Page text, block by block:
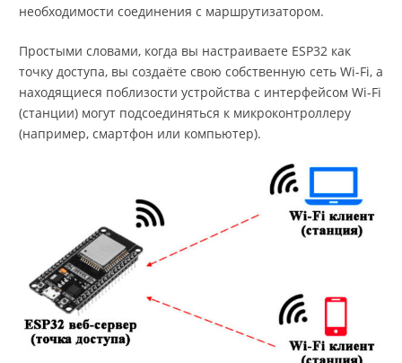
необходимости соединения с маршрутизатором.
Простыми словами, когда вы настраиваете ESP32 как
точку доступа, вы создаёте свою собственную сеть Wi-Fi, а
находящиеся поблизости устройства с интерфейсом Wi-Fi
(станции) могут подсоединяться к микроконтроллеру
(например, смартфон или компьютер).